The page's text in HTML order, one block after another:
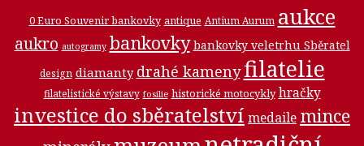
0 Euro Souvenir bankovky antique Antium Aurum aukce
aukro autogramy bankovky bankovky veletrhu Sběratel
design diamanty drahé kamenyfilatelie
filatelistické výstavy fosilie historické motocykly hračky
investice do sběratelství medaile mince